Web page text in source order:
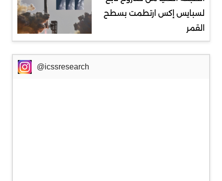
لسبايس إكس ارتطمت بسطح
القمر
@icssresearch